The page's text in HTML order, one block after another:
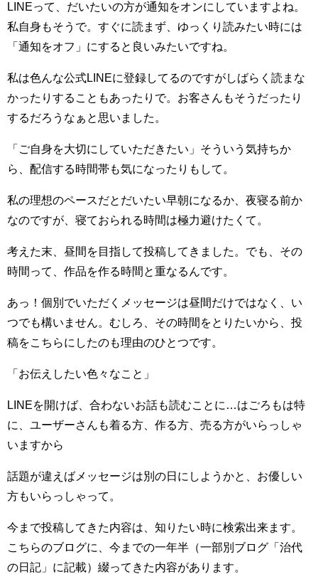
LINEって、だいたいの方が通知をオンにしていますよね。
私自身もそうで。すぐに読まず、ゆっくり読みたい時には
「通知をオフ」にすると良いみたいですね。
私は色んな公式LINEに登録してるのですがしばらく読まな
かったりすることもあったりで。お客さんもそうだったり
するだろうなぁと思いました。
「ご自身を大切にしていただきたい」そういう気持ちか
ら、配信する時間帯も気になったりもして。
私の理想のペースだとだいたい早朝になるか、夜寝る前か
なのですが、寝ておられる時間は極力避けたくて。
考えた末、昼間を目指して投稿してきました。でも、その
時間って、作品を作る時間と重なるんです。
あっ！個別でいただくメッセージは昼間だけではなく、い
つでも構いません。むしろ、その時間をとりたいから、投
稿をこちらにしたのも理由のひとつです。
「お伝えしたい色々なこと」
LINEを開けば、合わないお話も読むことに…はごろもは特
に、ユーザーさんも着る方、作る方、売る方がいらっしゃ
いますから
話題が違えばメッセージは別の日にしようかと、お優しい
方もいらっしゃって。
今まで投稿してきた内容は、知りたい時に検索出来ます。
こちらのブログに、今までの一年半（一部別ブログ「治代
の日記」に記載）綴ってきた内容があります。